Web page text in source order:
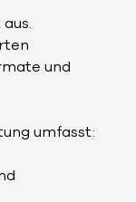
und
umfasst: